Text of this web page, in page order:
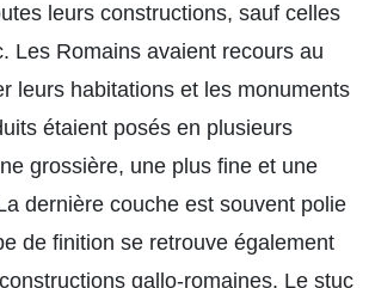
leurs constructions, sauf celles
Les Romains avaient recours au
leurs habitations et les monuments
étaient posés en plusieurs
grossière, une plus fine et une
dernière couche est souvent polie
de finition se retrouve également
gallo-romaines. Le stuc